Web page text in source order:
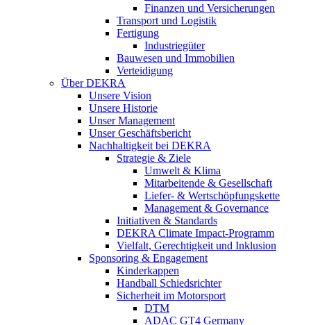
Finanzen und Versicherungen
Transport und Logistik
Fertigung
Industriegüter
Bauwesen und Immobilien
Verteidigung
Über DEKRA
Unsere Vision
Unsere Historie
Unser Management
Unser Geschäftsbericht
Nachhaltigkeit bei DEKRA
Strategie & Ziele
Umwelt & Klima
Mitarbeitende & Gesellschaft
Liefer- & Wertschöpfungskette
Management & Governance
Initiativen & Standards
DEKRA Climate Impact-Programm
Vielfalt, Gerechtigkeit und Inklusion​
Sponsoring & Engagement
Kinderkappen
Handball Schiedsrichter
Sicherheit im Motorsport
DTM
ADAC GT4 Germany